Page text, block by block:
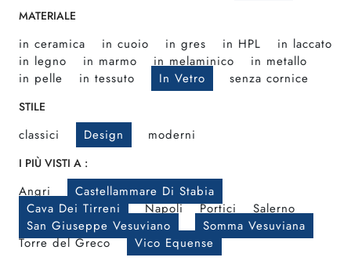
MATERIALE
in ceramica in cuoio in gres in HPL
in laccato
in legno
in marmo in melaminico
in metallo
in pelle
in tessuto In Vetro senza cornice
STILE
classici Design moderni
I PIÙ VISTI A :
Angri
Castellammare Di Stabia
Cava Dei Tirreni
Napoli Portici
Salerno
San Giuseppe Vesuviano
Somma Vesuviana
Torre del Greco
Vico Equense